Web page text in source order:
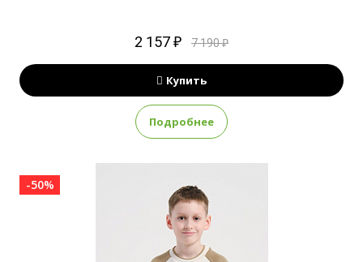
2 157 ₽ 7 190 ₽
Купить
Подробнее
-50%